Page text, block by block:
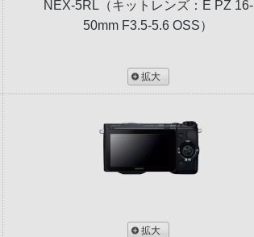
NEX-5RL（キットレンズ：E PZ 16-
50mm F3.5-5.6 OSS）
拡大
拡大